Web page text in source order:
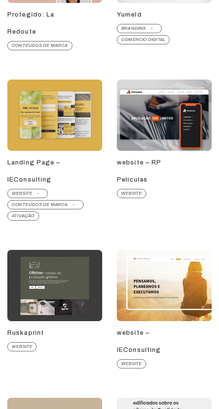
Protegido: La
Redoute
CONTEÚDOS DE MARCA
Yumeld
BRANDING
COMÉRCIO DIGITAL
Landing Page –
IEConsulting
WEBSITE
CONTEÚDOS DE MARCA
ATIVAÇÃO
website – RP
Peliculas
WEBSITE
Ruskaprint
WEBSITE
website –
IEConsulting
WEBSITE